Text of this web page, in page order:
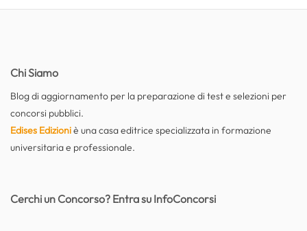
Chi Siamo
Blog di aggiornamento per la preparazione di test e selezioni per
concorsi pubblici.
Edises Edizioniè una casa editrice specializzata in formazione
universitaria e professionale.
Cerchi un Concorso? Entra su InfoConcorsi